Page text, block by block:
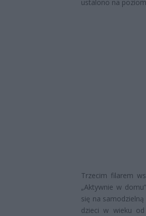
ustalono na
Trzecim filarem
„Aktywnie w
się na
dzieci w wieku